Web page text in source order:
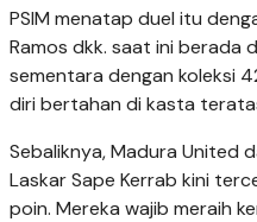
PSIM menatap duel itu
Ramos dkk. saat ini berada
sementara dengan koleksi
diri bertahan di kasta
Sebaliknya, Madura United
Laskar Sape Kerrab kini
poin. Mereka wajib meraih